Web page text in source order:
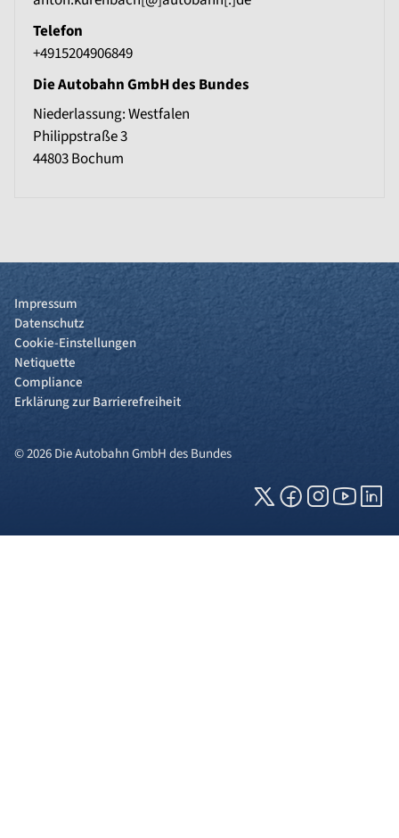
Telefon
+4915204906849
Die Autobahn GmbH des Bundes
Niederlassung: Westfalen
Philippstraße 3
44803Bochum
Impressum
Datenschutz
Cookie-Einstellungen
Netiquette
Compliance
Erklärung zur Barrierefreiheit
© 2026 Die Autobahn GmbH des Bundes